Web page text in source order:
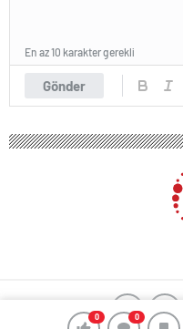
0 0
Gönder
En az 10 karakter gerekli